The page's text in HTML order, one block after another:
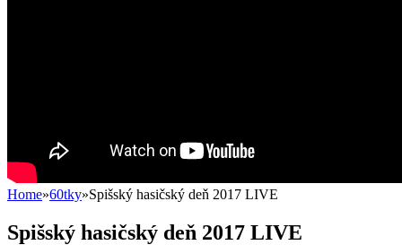
Home»60tky»Spišský hasičský deň 2017 LIVE
Spišský hasičský deň 2017 LIVE